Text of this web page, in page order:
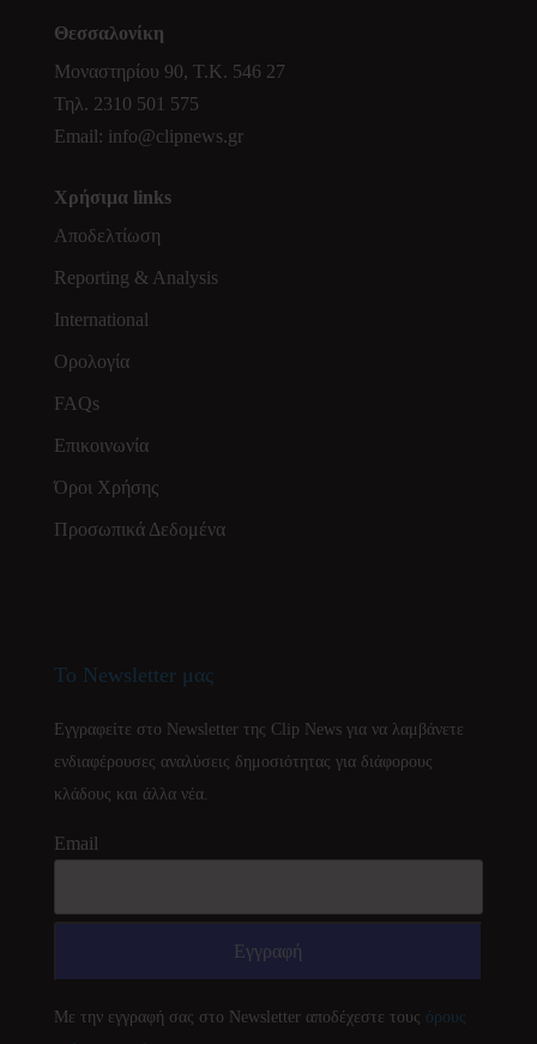
Θεσσαλονίκη
Μοναστηρίου 90, Τ.Κ. 546 27
Τηλ. 2310 501 575
Email: info@clipnews.gr
Χρήσιμα links
Αποδελτίωση
Reporting & Analysis
International
Ορολογία
FAQs
Επικοινωνία
Όροι Χρήσης
Προσωπικά Δεδομένα
Το Newsletter μας
Εγγραφείτε στο Newsletter της Clip News για να λαμβάνετε
ενδιαφέρουσες αναλύσεις δημοσιότητας για διάφορους
κλάδους και άλλα νέα.
Email
Με την εγγραφή σας στο Newsletter αποδέχεστε τους όρους